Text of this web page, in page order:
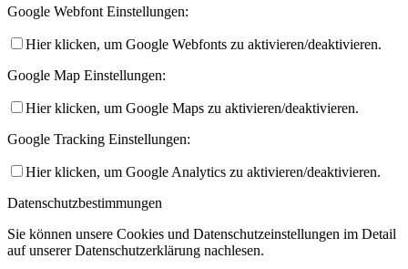
Google Webfont Einstellungen:
Hier klicken, um Google Webfonts zu aktivieren/deaktivieren.
Google Map Einstellungen:
Hier klicken, um Google Maps zu aktivieren/deaktivieren.
Google Tracking Einstellungen:
Hier klicken, um Google Analytics zu aktivieren/deaktivieren.
Datenschutzbestimmungen
Sie können unsere Cookies und Datenschutzeinstellungen im Detail
auf unserer Datenschutzerklärung nachlesen.